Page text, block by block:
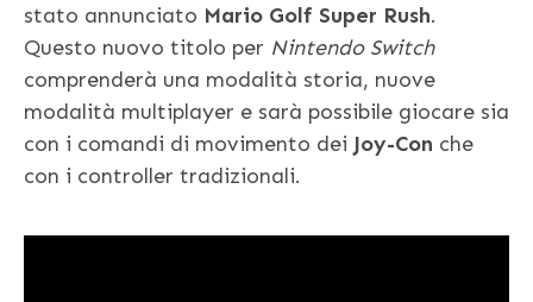
stato annunciato Mario Golf Super Rush.
Questo nuovo titolo per Nintendo Switch
comprenderà una modalità storia, nuove
modalità multiplayer e sarà possibile giocare sia
con i comandi di movimento dei Joy-Con che
con i controller tradizionali.